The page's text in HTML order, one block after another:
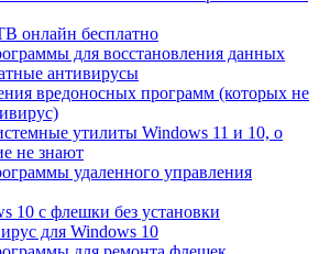
онлайн бесплатно
для восстановления данных
антивирусы
вредоносных программ (которых не
утилиты Windows 11 и 10, о
не знают
удаленного управления
10 с флешки без установки
для Windows 10